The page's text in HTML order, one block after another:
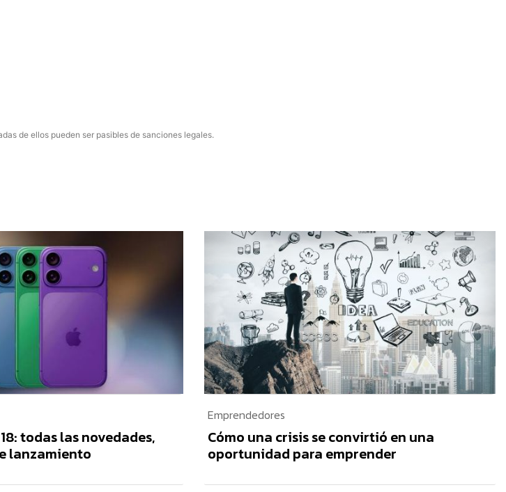
de ellos pueden ser pasibles de sanciones legales.
todas las novedades,
lanzamiento
Emprendedores
Cómo una crisis se convirtió en una
oportunidad para emprender